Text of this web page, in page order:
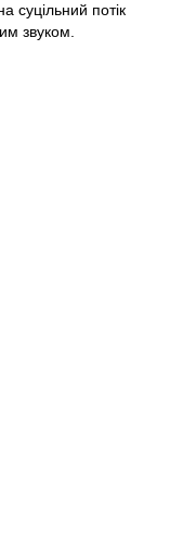
суцільний потік
звуком.